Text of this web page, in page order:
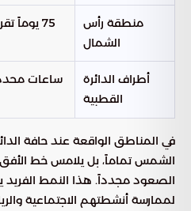
منطقة رأس
الشمال
75 يوماً تقريباً
أطراف الدائرة
القطبية
ساعات
في المناطق الواقعة عند حافة
الشمس تماماً، بل يلامس خط الأفق
الصعود مجدداً. هذا النمط الفريد
لممارسة أنشطتهم الاجتماعية